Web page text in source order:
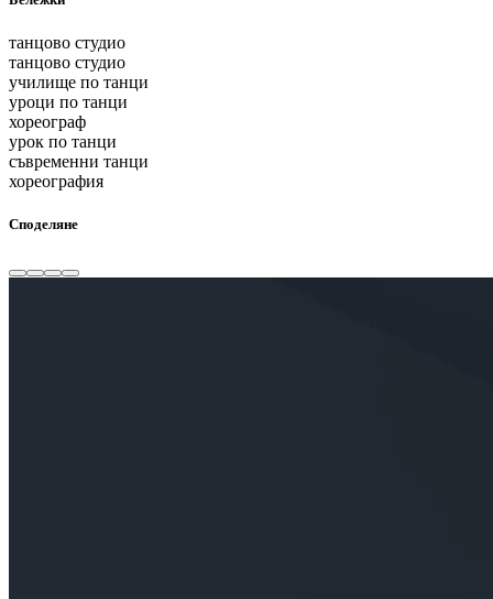
танцово студио
танцово студио
училище по танци
уроци по танци
хореограф
урок по танци
съвременни танци
хореография
Споделяне